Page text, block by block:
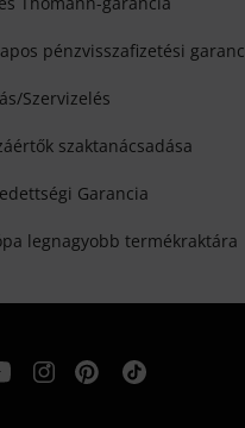
pénzvisszafizetési
Szervizelés
szaktanácsadása
Garancia
legnagyobb termékraktára